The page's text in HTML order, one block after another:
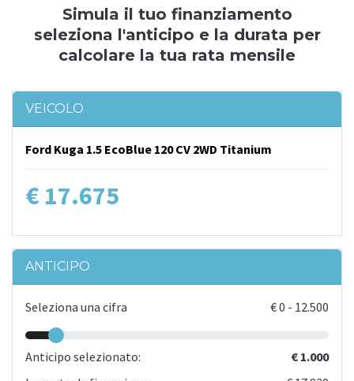
Simula il tuo finanziamento
seleziona l'anticipo e la durata per
calcolare la tua rata mensile
VEICOLO
Ford Kuga 1.5 EcoBlue 120 CV 2WD Titanium
€ 17.675
ANTICIPO
Seleziona una cifra €0 - 12.500
Anticipo selezionato:
€ 1.000